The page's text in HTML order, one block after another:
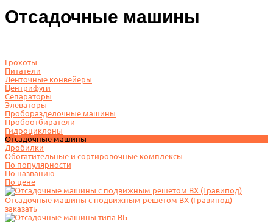
Отсадочные машины
Грохоты
Питатели
Ленточные конвейеры
Центрифуги
Сепараторы
Элеваторы
Проборазделочные машины
Пробоотбиратели
Гидроциклоны
Отсадочные машины
Дробилки
Обогатительные и сортировочные комплексы
По популярности
По названию
По цене
Отсадочные машины с подвижным решетом ВХ (Гравипод)
заказать